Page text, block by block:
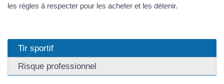
les règles à respecter pour les acheter et les détenir.
Tir sportif
Risque professionnel